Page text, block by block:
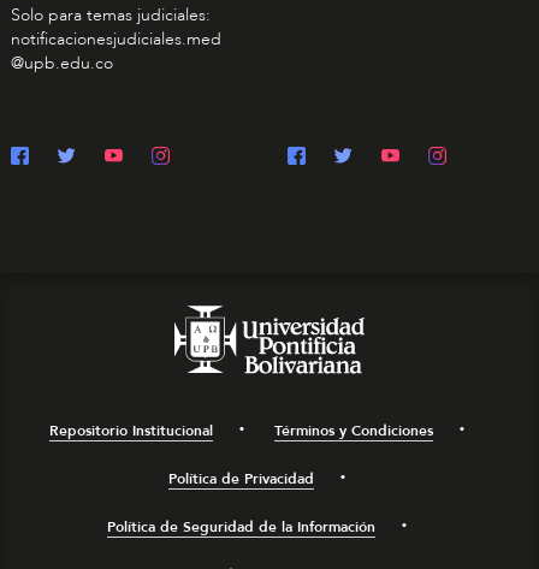
Solo para temas judiciales:
notificacionesjudiciales.med
@upb.edu.co
Repositorio Institucional Términos y Condiciones
Política de Privacidad
Política de Seguridad de la Información